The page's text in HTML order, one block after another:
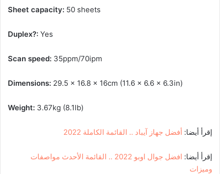
Sheet capacity: 50 sheets
Duplex?: Yes
Scan speed: 35ppm/70ipm
Dimensions: 29.5 x 16.8 x 16cm (11.6 x 6.6 x 6.3in)
Weight: 3.67kg (8.1lb)
إقرأ أيضا: أفضل جهاز آيباد .. القائمة الكاملة 2022
إقرأ أيضا:
افضل جوال اوبو 2022 .. القائمة الأحدث مواصفات
وميزات